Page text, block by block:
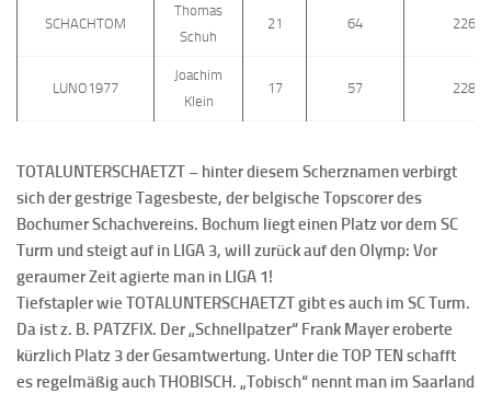
SCHACHTOM
Thomas
Schuh
21 64 2263
LUNO1977
Joachim
Klein
17 57 2286
TOTALUNTERSCHAETZT – hinter diesem Scherznamen verbirgt
sich der gestrige Tagesbeste, der belgische Topscorer des
Bochumer Schachvereins. Bochum liegt einen Platz vor dem SC
Turm und steigt auf in LIGA 3, will zurück auf den Olymp: Vor
geraumer Zeit agierte man in LIGA 1!
Tiefstapler wie TOTALUNTERSCHAETZT gibt es auch im SC Turm.
Da ist z. B. PATZFIX. Der „Schnellpatzer“ Frank Mayer eroberte
kürzlich Platz 3 der Gesamtwertung. Unter die TOP TEN schafft
es regelmäßig auch THOBISCH. „Tobisch“ nennt man im Saarland